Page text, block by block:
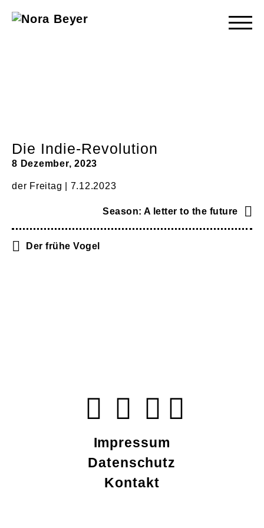
Die Indie-Revolution
8 Dezember, 2023
der Freitag | 7.12.2023
Season: A letter to the future
Der frühe Vogel
Impressum
Datenschutz
Kontakt